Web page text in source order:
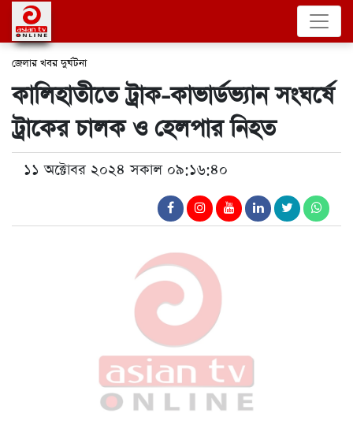
জেলার খবর দুর্ঘটনা
কালিহাতীতে ট্রাক-কাভার্ডভ্যান সংঘর্ষে
ট্রাকের চালক ও হেলপার নিহত
১১ অক্টোবর ২০২৪ সকাল ০৯:১৬:৪০